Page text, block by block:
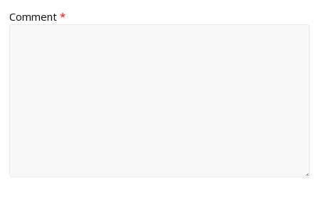
Comment*